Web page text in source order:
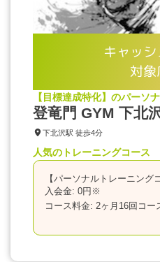
キャッ
対
【目標達成特化】のパーソ
登竜門 GYM 下北
下北沢駅 徒歩4分
人気のトレーニングコース
【パーソナルトレーニング
入会金: 0円※
コース料金: 2ヶ月16回コー